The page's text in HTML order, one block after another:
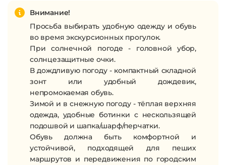
Внимание!
Просьба выбирать удобную одежду и обувь
во время экскурсионных прогулок.
При солнечной погоде - головной убор,
солнцезащитные очки.
В дождливую погоду - компактный складной
зонт или удобный дождевик,
непромокаемая обувь.
Зимой и в снежную погоду - тёплая верхняя
одежда, удобные ботинки с нескользящей
подошвой и шапка/шарф/перчатки.
Обувь должна быть комфортной и
устойчивой, подходящей для пеших
маршрутов и передвижения по городским